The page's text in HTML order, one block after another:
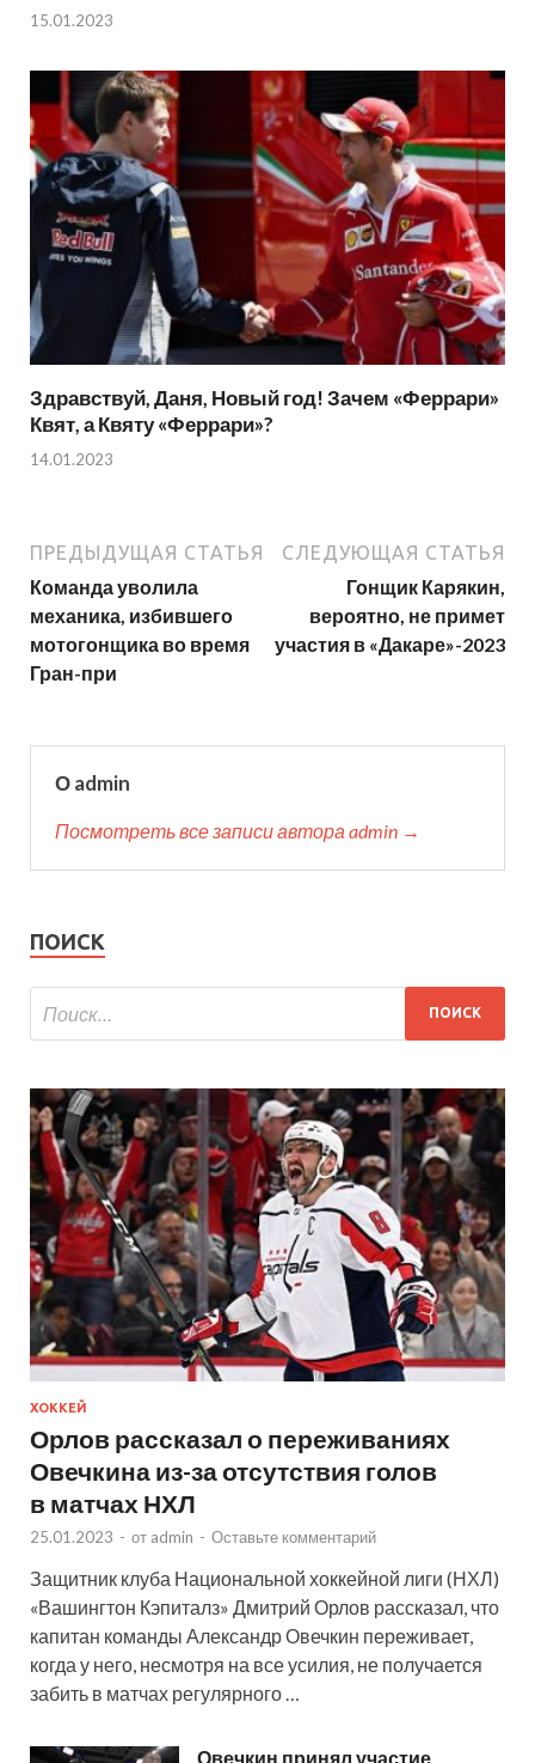
15.01.2023
Здравствуй, Даня, Новый год! Зачем «Феррари»
Квят, а Квяту «Феррари»?
14.01.2023
ПРЕДЫДУЩАЯ СТАТЬЯ
Команда уволила
механика, избившего
мотогонщика во время
Гран-при
СЛЕДУЮЩАЯ СТАТЬЯ
Гонщик Карякин,
вероятно, не примет
участия в «Дакаре»-2023
О admin
Посмотреть все записи автора admin →
ПОИСК
ХОККЕЙ
Орлов рассказал о переживаниях
Овечкина из-за отсутствия голов
в матчах НХЛ
25.01.2023 - от admin - Оставьте комментарий
Защитник клуба Национальной хоккейной лиги (НХЛ)
«Вашингтон Кэпиталз» Дмитрий Орлов рассказал, что
капитан команды Александр Овечкин переживает,
когда у него, несмотря на все усилия, не получается
забить в матчах регулярного …
Овечкин принял участие